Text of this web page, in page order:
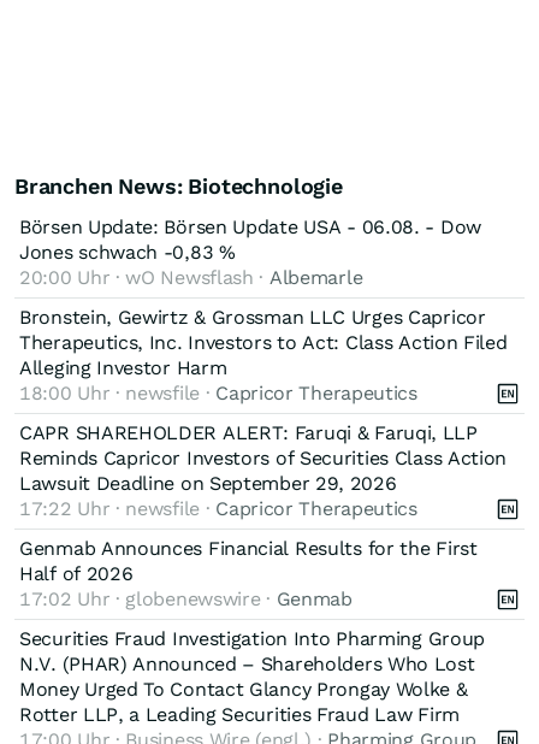
Branchen News: Biotechnologie
Börsen Update: Börsen Update USA - 06.08. - Dow
Jones schwach -0,83 %
20:00 Uhr · wO Newsflash · Albemarle
Bronstein, Gewirtz & Grossman LLC Urges Capricor
Therapeutics, Inc. Investors to Act: Class Action Filed
Alleging Investor Harm
18:00 Uhr · newsfile · Capricor Therapeutics
CAPR SHAREHOLDER ALERT: Faruqi & Faruqi, LLP
Reminds Capricor Investors of Securities Class Action
Lawsuit Deadline on September 29, 2026
17:22 Uhr · newsfile · Capricor Therapeutics
Genmab Announces Financial Results for the First
Half of 2026
17:02 Uhr · globenewswire · Genmab
Securities Fraud Investigation Into Pharming Group
N.V. (PHAR) Announced – Shareholders Who Lost
Money Urged To Contact Glancy Prongay Wolke &
Rotter LLP, a Leading Securities Fraud Law Firm
17:00 Uhr · Business Wire (engl.) · Pharming Group